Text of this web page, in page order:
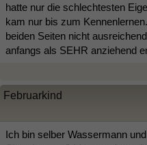
hatte nur die schlechtesten
kam nur bis zum
beiden Seiten nicht
anfangs als SEHR anziehend
Februarkind
Ich bin selber Wassermann